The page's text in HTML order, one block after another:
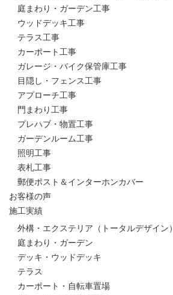
庭まわり・ガーデン工事
ウッドデッキ工事
テラス工事
カーポート工事
ガレージ・バイク保管庫工事
目隠し・フェンス工事
アプローチ工事
門まわり工事
プレハブ・物置工事
ガーデンルーム工事
照明工事
表札工事
郵便ポスト＆インターホンカバー
お客様の声
施工実績
外構・エクステリア（トータルデザイン）
庭まわり・ガーデン
デッキ・ウッドデッキ
テラス
カーポート・自転車置場